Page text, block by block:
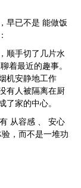
早已不是 能做饭
顺手切了几片水
着最近的趣事。
机安静地工作
有人被隔离在厨
家的中心。
从容感 、 安心
，而不是一堆功